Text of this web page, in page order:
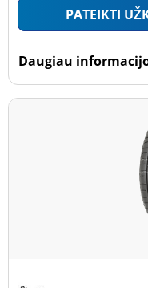
PATEIKTI
Daugiau